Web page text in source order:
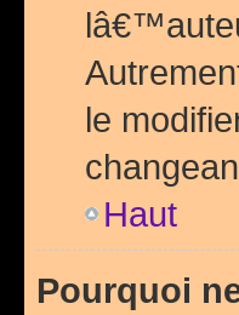
le
Haut
Pourquoi